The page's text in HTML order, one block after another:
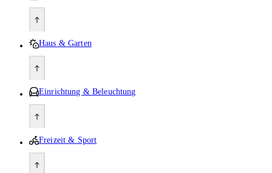
Haus & Garten
Einrichtung & Beleuchtung
Freizeit & Sport